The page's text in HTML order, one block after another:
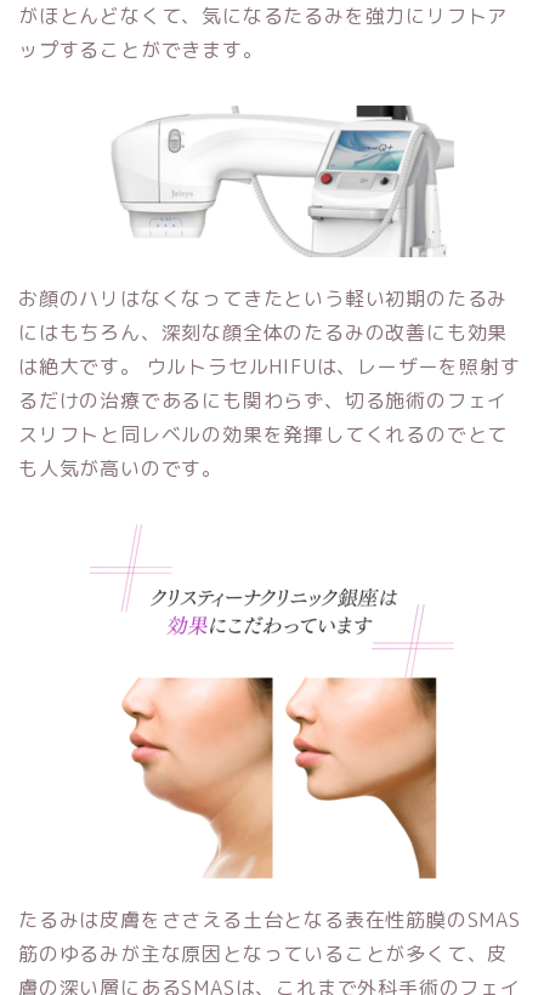
がほとんどなくて、気になるたるみを強力にリフトア
ップすることができます。
お顔のハリはなくなってきたという軽い初期のたるみ
にはもちろん、深刻な顔全体のたるみの改善にも効果
は絶大です。 ウルトラセルHIFUは、レーザーを照射す
るだけの治療であるにも関わらず、切る施術のフェイ
スリフトと同レベルの効果を発揮してくれるのでとて
も人気が高いのです。
たるみは皮膚をささえる土台となる表在性筋膜のSMAS
筋のゆるみが主な原因となっていることが多くて、皮
膚の深い層にあるSMASは、これまで外科手術のフェイ